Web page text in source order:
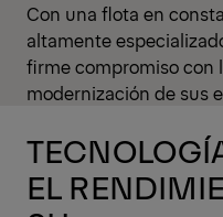
Con una flota en
altamente
firme compromiso con
modernización de sus
EL